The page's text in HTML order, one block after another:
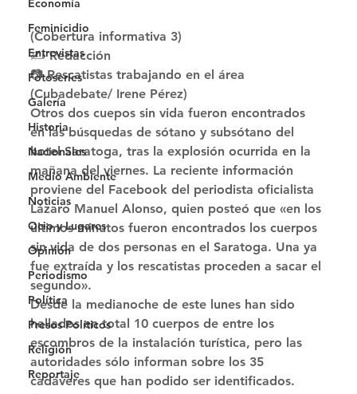
Economía
Feminicidio
Entrevistas
Fotoseries
Galería
Historia
Nacionales
Medio Ambiente
Noticias
Ocio y Lugares
Opinión
Periodismo
Política
Presos Políticos
Religión
Reportaje
(Cobertura informativa 3)
✍️ Redacción
📷 Rescatistas trabajando en el área
(Cubadebate/ Irene Pérez)
Otros dos cuepos sin vida fueron encontrados
en las búsquedas de sótano y subsótano del
hotel Saratoga, tras la explosión ocurrida en la
mañana del viernes. La reciente información
proviene del Facebook del periodista oficialista
Lázaro Manuel Alonso, quien posteó que «en los
últimos minutos fueron encontrados los cuerpos
sin vida de dos personas en el Saratoga. Una ya
fue extraída y los rescatistas proceden a sacar el
segundo».
Desde la medianoche de este lunes han sido
hallados en total 10 cuerpos de entre los
escombros de la instalación turística, pero las
autoridades sólo informan sobre los 35
cadáveres que han podido ser identificados.